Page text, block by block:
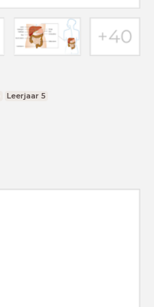
Leerjaar 5